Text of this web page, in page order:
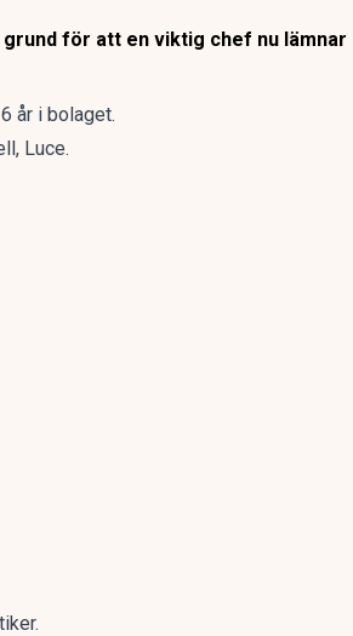
för att en viktig chef nu lämnar
år i bolaget.
Luce.